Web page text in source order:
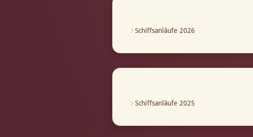
Schiffsanläufe 2026
Schiffsanläufe 2025